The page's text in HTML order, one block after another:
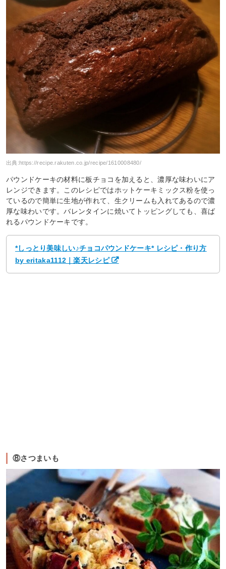
出典: https://recipe.rakuten.co.jp/recipe/1610008480/
パウンドケーキの材料に板チョコを加えると、濃厚な味わいにア
レンジできます。このレシピではホットケーキミックス粉を使っ
ているので簡単に生地が作れて、生クリームも入れてあるので濃
厚な味わいです。バレンタインに焼いてトッピングしても、喜ば
れるパウンドケーキです。
*しっとり美味しい♪チョコパウンドケーキ* レシピ・作り方
by eritaka1112｜楽天レシピ
⑧さつまいも